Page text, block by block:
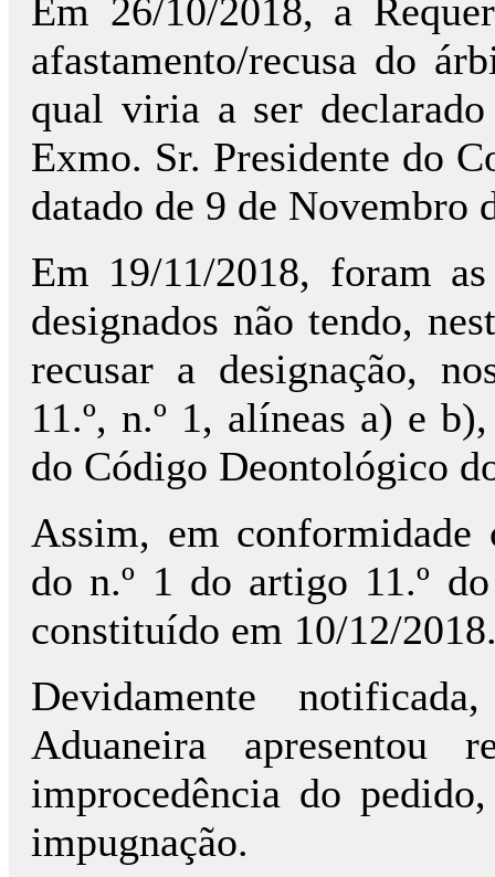
Em 26/10/2018, a
afastamento/recusa do
qual viria a ser
Exmo. Sr. Presidente do
datado de 9 de Novembro
Em 19/11/2018, foram
designados não tendo,
recusar a designação,
11.º, n.º 1, alíneas a) e
do Código Deontológico
Assim, em
do n.º 1 do artigo 11.º
constituído em 10/12/
Devidamente
Aduaneira apresentou
improcedência do
impugnação.